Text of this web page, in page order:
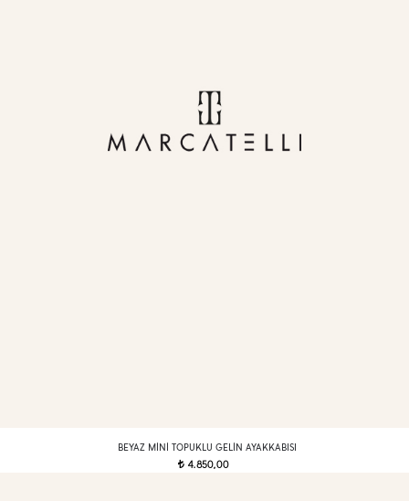
BEYAZ MINI TOPUKLU GELIN AYAKKABISI
t 4.850,00